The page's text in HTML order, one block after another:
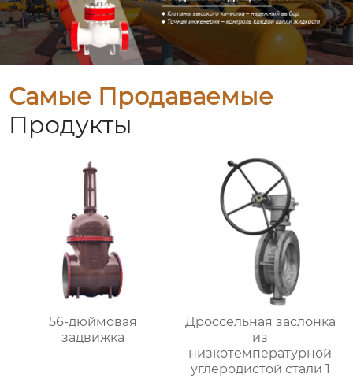
Самые Продаваемые
Продукты
56-дюймовая
задвижка
Дроссельная заслонка
из
низкотемпературной
углеродистой стали 1